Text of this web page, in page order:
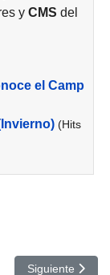
y CMS del
el Camp
(Hits
de Elche
Artículo
Siguiente